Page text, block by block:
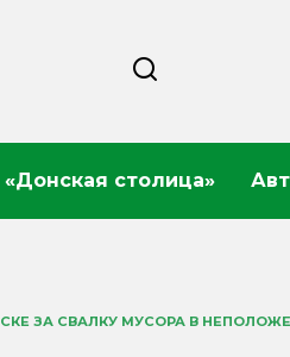
столица»
ЗА СВАЛКУ МУСОРА В